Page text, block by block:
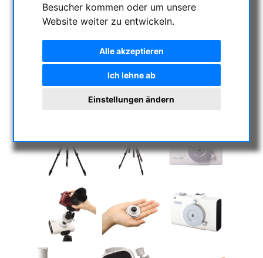
Besucher kommen oder um unsere
Website weiter zu entwickeln.
Alle akzeptieren
Ich lehne ab
Einstellungen ändern